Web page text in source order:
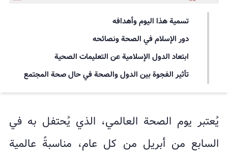
تسمية هذا اليوم وأهدافه
دور الإسلام في الصحة ونصائحه
ابتعاد الدول الإسلامية عن التعليمات الصحية
تأثير الفجوة بين الدول والصحة في حال صحة المجتمع
يُعتبر يوم الصحة العالمي، الذي يُحتفل به في
السابع من أبريل من كل عام، مناسبةً عالمية